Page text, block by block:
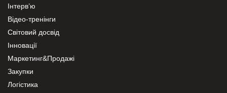
Інтерв’ю
Відео-тренінги
Світовий досвід
Інновації
Маркетинг&Продажі
Закупки
Логістика